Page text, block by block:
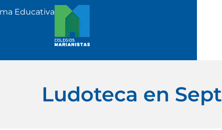
Educativa
Ludoteca en